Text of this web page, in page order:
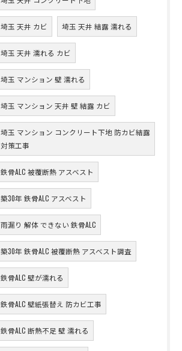
埼玉 天井 カビ 埼玉 天井 結露 濡れる
埼玉 天井 濡れる カビ
埼玉 マンション 壁 濡れる
埼玉 マンション 天井 壁 結露 カビ
埼玉 マンション コンクリート下地 防カビ結露
対策工事
鉄骨ALC 被覆断熱 アスベスト
築30年 鉄骨ALC アスベスト
雨漏り 解体 できない 鉄骨ALC
築30年 鉄骨ALC 被覆断熱 アスベスト調査
鉄骨ALC 壁が濡れる
鉄骨ALC 壁紙張替え 防カビ工事
鉄骨ALC 断熱不足 壁 濡れる